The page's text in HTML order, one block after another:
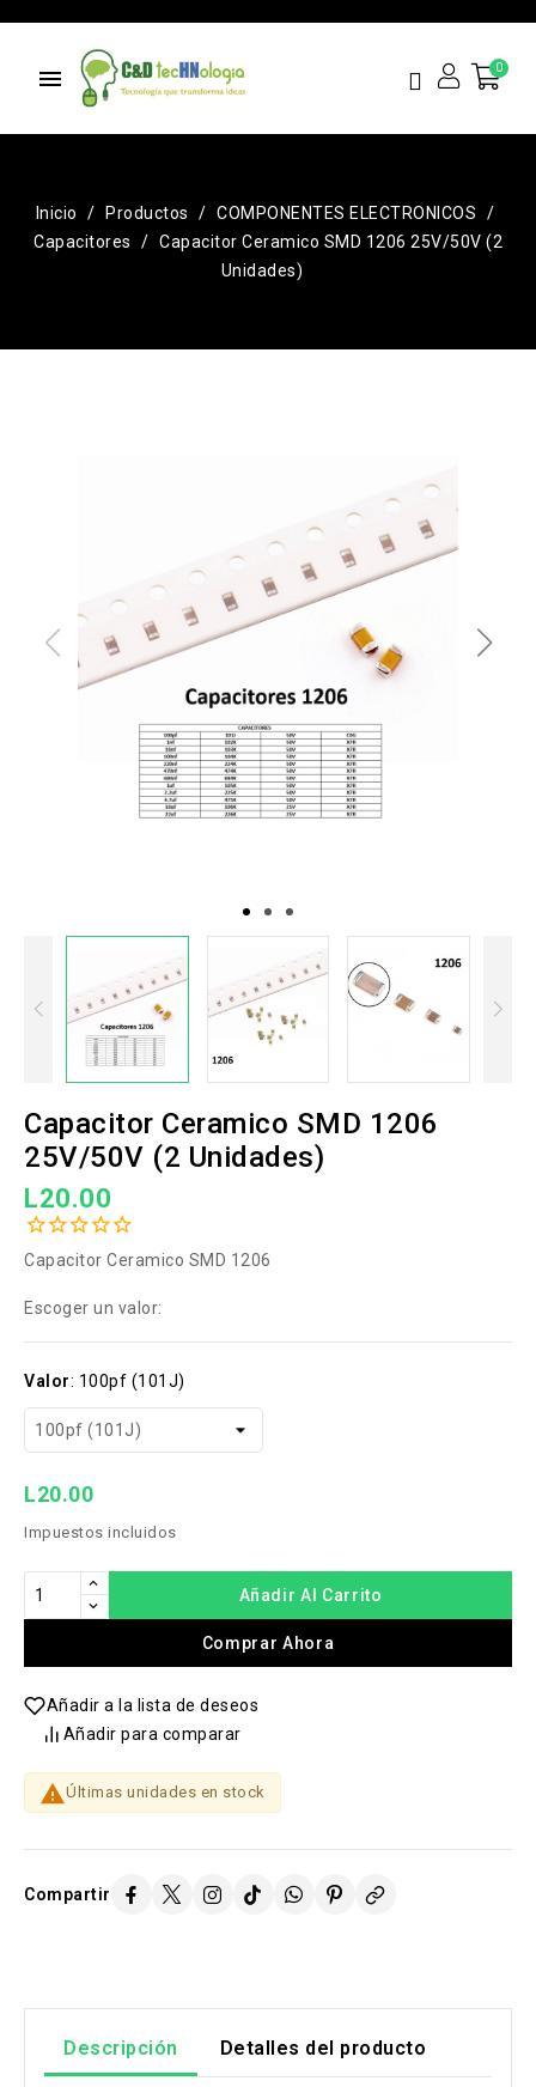
menu
Inicio Productos
COMPONENTES ELECTRONICOS
Capacitores
Capacitor Ceramico SMD 1206 25V/50V (2
Unidades)
Capacitor Ceramico SMD 1206
25V/50V (2 Unidades)
L20.00
Capacitor Ceramico SMD 1206
Escoger un valor:
Valor: 100pf (101J)
L20.00
Impuestos incluidos
Añadir Al Carrito
Comprar Ahora
Añadir a la lista de deseos
Añadir para comparar
Últimas unidades en stock
Compartir
Descripción Detalles del producto